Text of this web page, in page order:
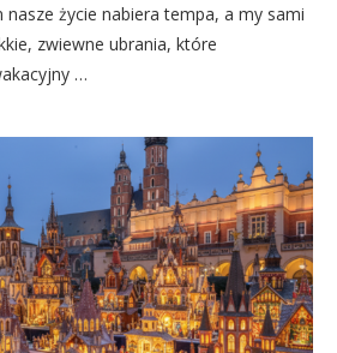
życie nabiera tempa, a my sami
zwiewne ubrania, które
…